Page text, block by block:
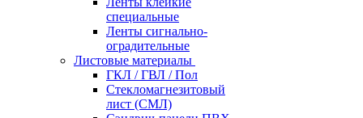
специальные
Ленты сигнально-
оградительные
Листовые материалы
ГКЛ / ГВЛ / Пол
Стекломагнезитовый
лист (СМЛ)